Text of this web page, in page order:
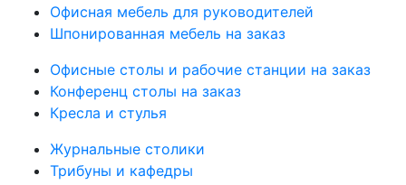
Офисная мебель для руководителей
Шпонированная мебель на заказ
Офисные столы и рабочие станции на заказ
Конференц столы на заказ
Кресла и стулья
Журнальные столики
Трибуны и кафедры